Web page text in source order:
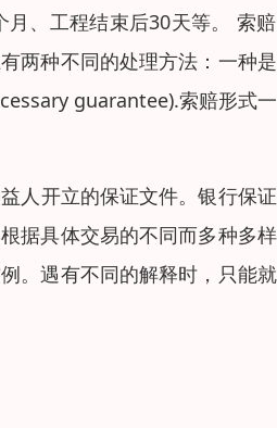
、工程结束后30天等。 索
两种不同的处理方法：一种
guarantee).索赔形式
人开立的保证文件。银行保
据具体交易的不同而多种多
。遇有不同的解释时，只能